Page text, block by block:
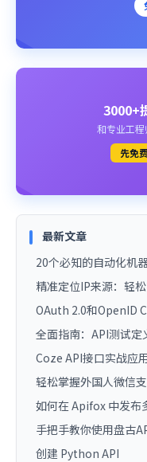
3000+
和专业工
先免
最新文章
20个必知的自动化机
精准定位IP来源：轻
OAuth 2.0和OpenID
全面指南：API测试
Coze API接口实战应
轻松掌握外国人微信
如何在 Apifox 中发布
手把手教你使用盘古
创建 Python API